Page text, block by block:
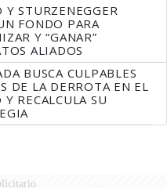
Y STURZENEGGER
FONDO PARA
Y “GANAR”
ALIADOS
BUSCA CULPABLES
DE LA DERROTA EN EL
Y RECALCULA SU